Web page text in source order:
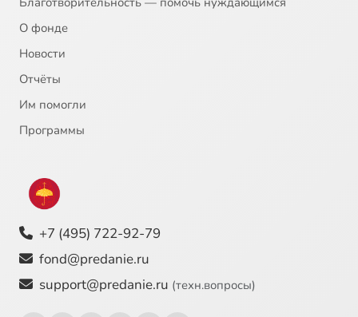
О фонде
Новости
Отчёты
Им помогли
Программы
+7 (495) 722-92-79
fond@predanie.ru
support@predanie.ru (техн.вопросы)